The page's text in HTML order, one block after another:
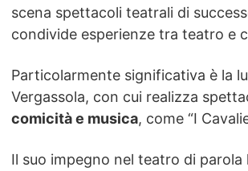
scena spettacoli teatrali di
condivide esperienze tra teatro e
Particolarmente significativa è la
Vergassola, con cui realizza
comicità e musica, come “I
Il suo impegno nel teatro di